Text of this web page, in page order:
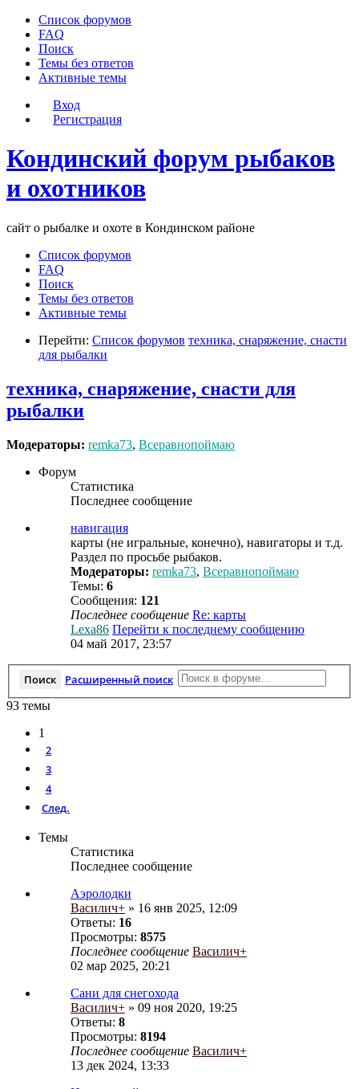
Список форумов
FAQ
Поиск
Темы без ответов
Активные темы
Вход
Регистрация
Кондинский форум рыбаков
и охотников
сайт о рыбалке и охоте в Кондинском районе
Список форумов
FAQ
Поиск
Темы без ответов
Активные темы
Перейти: Список форумов техника, снаряжение, снасти
для рыбалки
техника, снаряжение, снасти для
рыбалки
Модераторы: remka73, Всеравнопоймаю
Форум
Статистика
Последнее сообщение
навигация
карты (не игральные, конечно), навигаторы и т.д.
Раздел по просьбе рыбаков.
Модераторы: remka73, Всеравнопоймаю
Темы: 6
Сообщения: 121
Последнее сообщение Re: карты
Lexa86 Перейти к последнему сообщению
04 май 2017, 23:57
Поиск Расширенный поиск
93 темы
1
2
3
4
След.
Темы
Статистика
Последнее сообщение
Аэролодки
Василич+ » 16 янв 2025, 12:09
Ответы: 16
Просмотры: 8575
Последнее сообщение Василич+
02 мар 2025, 20:21
Сани для снегохода
Василич+ » 09 ноя 2020, 19:25
Ответы: 8
Просмотры: 8194
Последнее сообщение Василич+
13 дек 2024, 13:33